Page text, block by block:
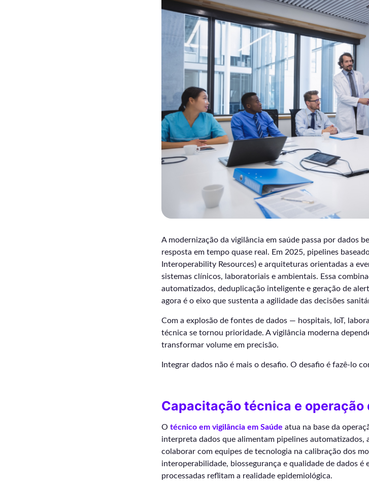
A modernização da vigilância em saúde passa por dados
resposta em tempo quase real. Em 2025, pipelines
Interoperability Resources) e arquiteturas orientadas a
sistemas clínicos, laboratoriais e ambientais. Essa
automatizados, deduplicação inteligente e geração de
agora é o eixo que sustenta a agilidade das decisões
Com a explosão de fontes de dados — hospitais, IoT,
técnica se tornou prioridade. A vigilância moderna
transformar volume em precisão.
Integrar dados não é mais o desafio. O desafio é fazê-lo
Capacitação técnica e operação
O técnico em vigilância em Saúde atua na base da
interpreta dados que alimentam pipelines automatizados,
colaborar com equipes de tecnologia na calibração dos
interoperabilidade, biossegurança e qualidade de dados é
processadas reflitam a realidade epidemiológica.